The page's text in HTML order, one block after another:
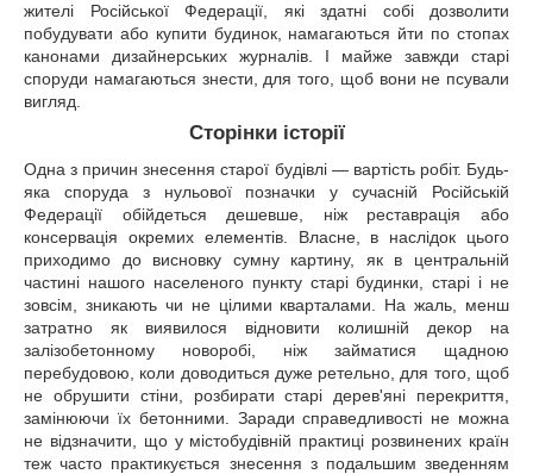
жителі Російської Федерації, які здатні собі дозволити
побудувати або купити будинок, намагаються йти по стопах
канонами дизайнерських журналів. І майже завжди старі
споруди намагаються знести, для того, щоб вони не псували
вигляд.
Сторінки історії
Одна з причин знесення старої будівлі — вартість робіт. Будь-
яка споруда з нульової позначки у сучасній Російській
Федерації обійдеться дешевше, ніж реставрація або
консервація окремих елементів. Власне, в наслідок цього
приходимо до висновку сумну картину, як в центральній
частині нашого населеного пункту старі будинки, старі і не
зовсім, зникають чи не цілими кварталами. На жаль, менш
затратно як виявилося відновити колишній декор на
залізобетонному новоробі, ніж займатися щадною
перебудовою, коли доводиться дуже ретельно, для того, щоб
не обрушити стіни, розбирати старі дерев'яні перекриття,
замінюючи їх бетонними. Заради справедливості не можна
не відзначити, що у містобудівній практиці розвинених країн
теж часто практикується знесення з подальшим зведенням